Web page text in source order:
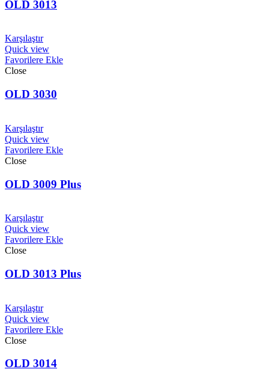
OLD 3013
Karşılaştır
Quick view
Favorilere Ekle
Close
OLD 3030
Karşılaştır
Quick view
Favorilere Ekle
Close
OLD 3009 Plus
Karşılaştır
Quick view
Favorilere Ekle
Close
OLD 3013 Plus
Karşılaştır
Quick view
Favorilere Ekle
Close
OLD 3014